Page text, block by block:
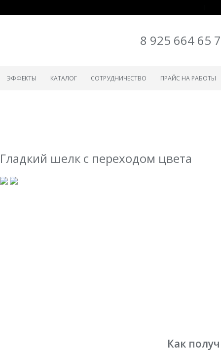
8 925 664 65
ЭФФЕКТЫ КАТАЛОГ СОТРУДНИЧЕСТВО ПРАЙС НА РАБОТЫ
Гладкий шелк с переходом цвета
Как